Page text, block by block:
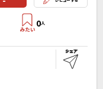
0人